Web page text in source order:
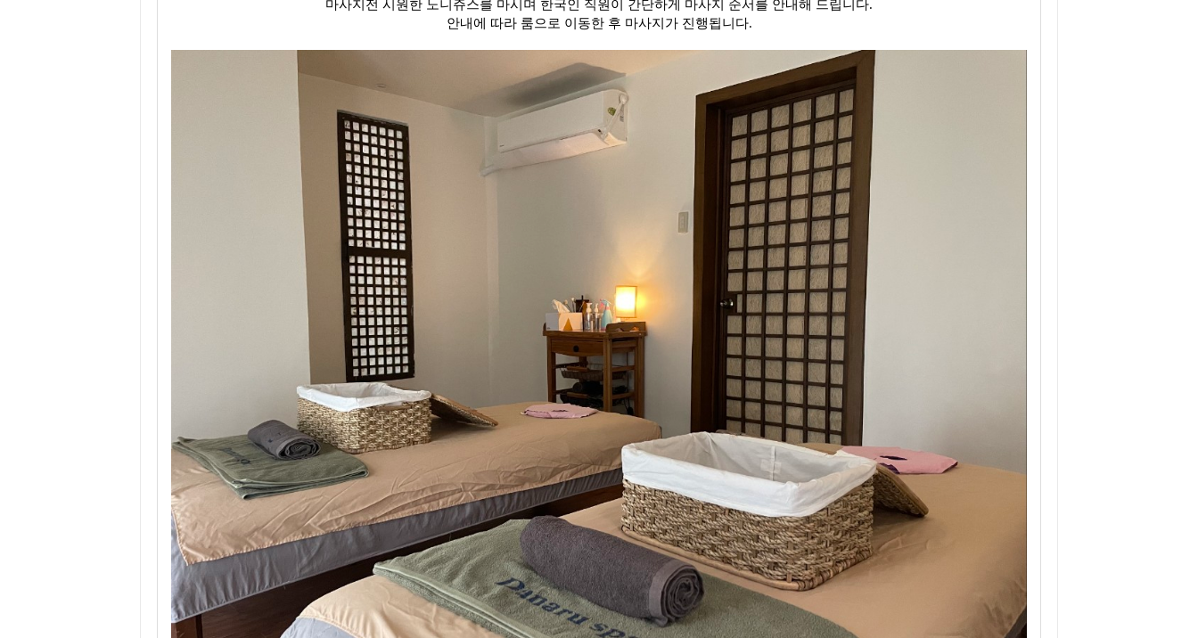
마사지전 시원한 노니쥬스를 마시며 한국인 직원이 간단하게 마사지 순서를 안내해 드립니다.
안내에 따라 룸으로 이동한 후 마사지가 진행됩니다.